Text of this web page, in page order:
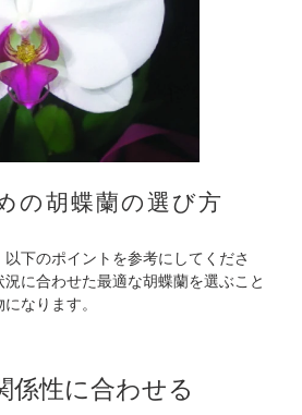
の胡蝶蘭の選び方
下のポイントを参考にしてくださ
に合わせた最適な胡蝶蘭を選ぶこと
なります。
係性に合わせる